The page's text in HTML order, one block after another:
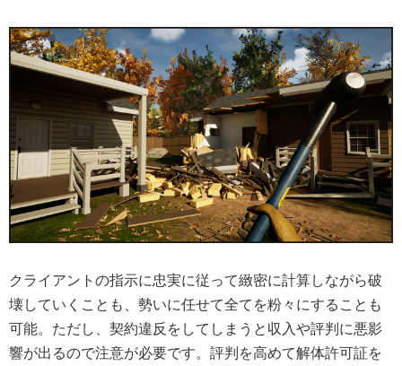
クライアントの指示に忠実に従って緻密に計算しながら破
壊していくことも、勢いに任せて全てを粉々にすることも
可能。ただし、契約違反をしてしまうと収入や評判に悪影
響が出るので注意が必要です。評判を高めて解体許可証を